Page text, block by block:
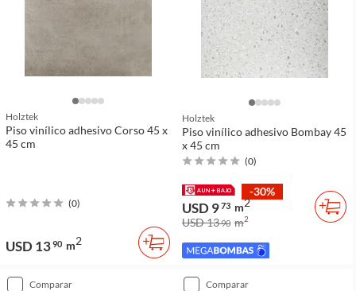
Holztek
Piso vinílico adhesivo Corso 45 x
45 cm
(0)
USD 1390 m2
Holztek
Piso vinílico adhesivo Bombay 45
x 45 cm
(0)
-30%
USD 973 m2
USD 1390 m2
comparar comparar